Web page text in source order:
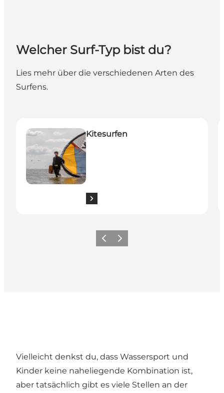
Welcher Surf-Typ bist du?
Lies mehr über die verschiedenen Arten des
Surfens.
Kitesurfen
ZurückWeiter
Vielleicht denkst du, dass Wassersport und
Kinder keine naheliegende Kombination ist,
aber tatsächlich gibt es viele Stellen an der